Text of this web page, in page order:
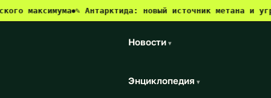
●✎ Антарктида: новый источник метана и угроза
Новости ▾
Энциклопедия ▾